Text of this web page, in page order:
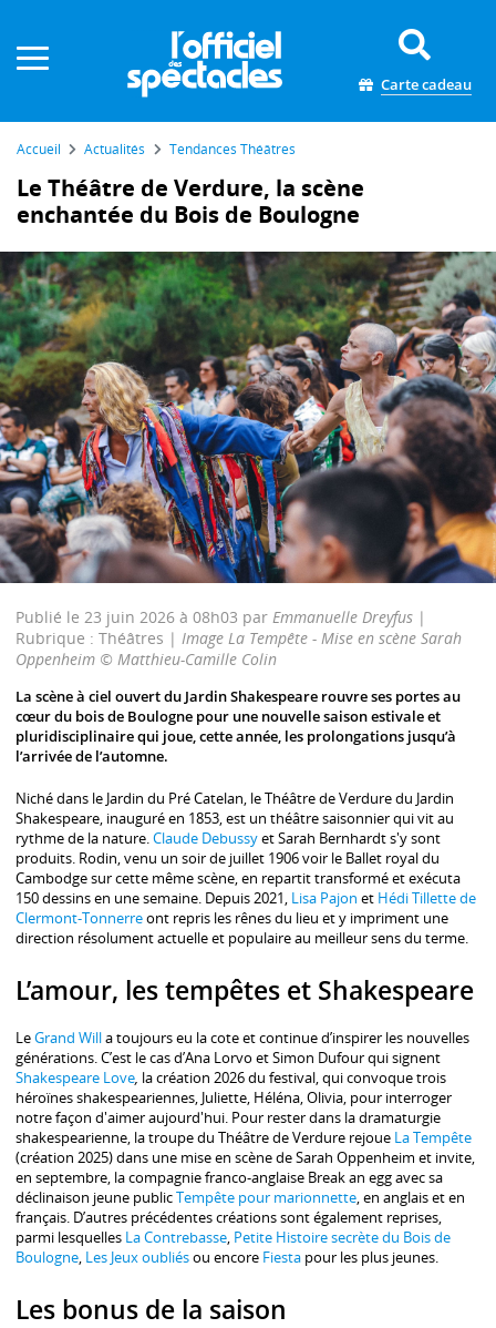
Carte cadeau
Accueil Actualités Tendances Théâtres
Le Théâtre de Verdure, la scène
enchantée du Bois de Boulogne
Publié le 23 juin 2026 à 08h03 parEmmanuelle Dreyfus |
Rubrique : Théâtres |Image La Tempête - Mise en scène Sarah
Oppenheim © Matthieu-Camille Colin
La scène à ciel ouvert du Jardin Shakespeare rouvre ses portes au
cœur du bois de Boulogne pour une nouvelle saison estivale et
pluridisciplinaire qui joue, cette année, les prolongations jusqu’à
l’arrivée de l’automne.
Niché dans le Jardin du Pré Catelan, le Théâtre de Verdure du Jardin
Shakespeare, inauguré en 1853, est un théâtre saisonnier qui vit au
rythme de la nature.Claude Debussyet Sarah Bernhardt s'y sont
produits. Rodin, venu un soir de juillet 1906 voir le Ballet royal du
Cambodge sur cette même scène, en repartit transformé et exécuta
150 dessins en une semaine. Depuis 2021, Lisa Pajon et Hédi Tillette de
Clermont-Tonnerreont repris les rênes du lieu et y impriment une
direction résolument actuelle et populaire au meilleur sens du terme.
L’amour, les tempêtes et Shakespeare
LeGrand Willa toujours eu la cote et continue d’inspirer les nouvelles
générations. C’est le cas d’Ana Lorvo et Simon Dufour qui signent
Shakespeare Love, la création 2026 du festival, qui convoque trois
héroïnes shakespeariennes, Juliette, Héléna, Olivia, pour interroger
notre façon d'aimer aujourd'hui. Pour rester dans la dramaturgie
shakespearienne, la troupe du Théâtre de Verdure rejoue La Tempête
(création 2025) dans une mise en scène de Sarah Oppenheim et invite,
en septembre, la compagnie franco-anglaise Break an egg avec sa
déclinaison jeune publicTempête pour marionnette, en anglais et en
français. D’autres précédentes créations sont également reprises,
parmi lesquelles La Contrebasse, Petite Histoire secrète du Bois de
Boulogne, Les Jeux oubliésou encore Fiesta pour les plus jeunes.
Les bonus de la saison